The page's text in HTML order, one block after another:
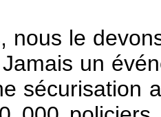
nous le
Jamais un